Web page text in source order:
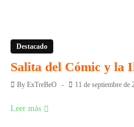
Destacado
Salita del Cómic y la
By ExTreBeO 11 de septiembre de
Leer más